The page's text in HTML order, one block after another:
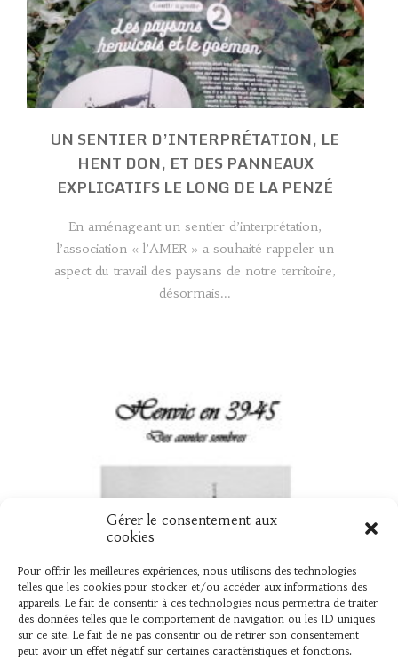
Gérer le consentement aux
cookies
Pour offrir les meilleures expériences, nous utilisons des technologies
telles que les cookies pour stocker et/ou accéder aux informations des
appareils. Le fait de consentir à ces technologies nous permettra de traiter
des données telles que le comportement de navigation ou les ID uniques
sur ce site. Le fait de ne pas consentir ou de retirer son consentement
peut avoir un effet négatif sur certaines caractéristiques et fonctions.
UN SENTIER D’INTERPRÉTATION, LE
HENT DON, ET DES PANNEAUX
EXPLICATIFS LE LONG DE LA PENZÉ
En aménageant un sentier d’interprétation,
l’association « l’AMER » a souhaité rappeler un
aspect du travail des paysans de notre territoire,
désormais...
UN NOUVEAU LIVRE « HENVIC EN 39
Vient de sortir L’association « L’AMER » vient de
publier un ouvrage élaboré par Bernard Le Mer,
sur ce que les henvicois...